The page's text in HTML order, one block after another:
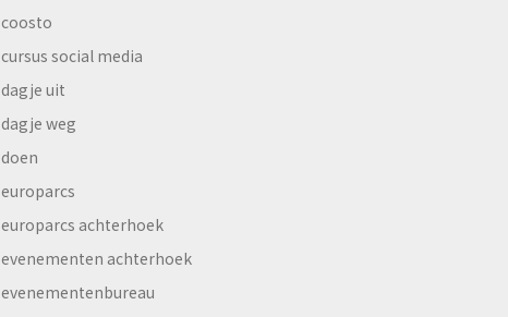
coosto
cursus social media
dagje uit
dagje weg
doen
europarcs
europarcs achterhoek
evenementen achterhoek
evenementenbureau